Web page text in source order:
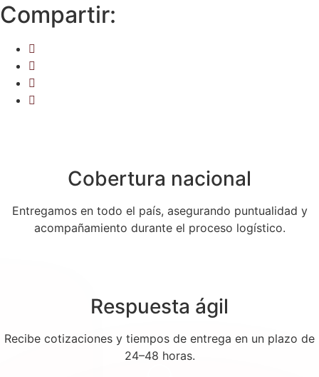
Compartir:
Cobertura nacional
Entregamos en todo el país, asegurando puntualidad y
acompañamiento durante el proceso logístico.
Respuesta ágil
Recibe cotizaciones y tiempos de entrega en un plazo de
24–48 horas.